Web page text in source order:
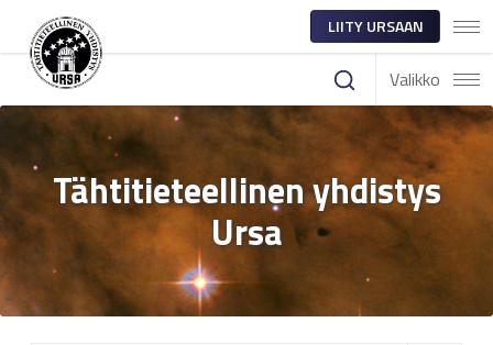
LIITY URSAAN
Valikko
Tähtitieteellinen yhdistys
Ursa